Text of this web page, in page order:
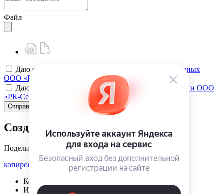
Файл
Даю своё
согласие на обработку персональных данных
ООО «РК-Сервис»
Даю своё
согласие на политику конфиденциальности ООО
«РК-Сервис»
Отправить
Создать карту клиента
Поделиться
копировать ссылку
Корзина | {{ cart.items.value.length }}
Избранное | {{ initData.favoriteProducts.length }}